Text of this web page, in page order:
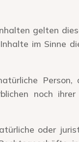
gelten
im Sinne
noch
oder